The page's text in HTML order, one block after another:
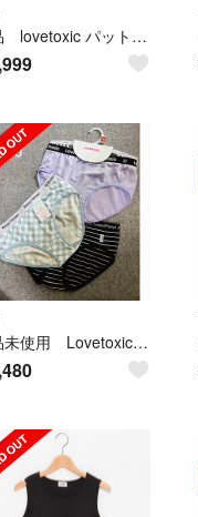
新品 lovetoxic パット入り インナー 160 キャミソール セット
新品未使用 Lovetoxic repipi 女の子ショーツ 3枚セット 150